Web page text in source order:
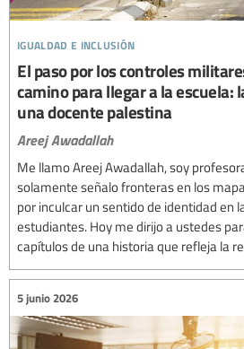
igualdad e inclusión
El paso por los controles
camino para llegar a la escuela:
una docente palestina
Areej Awadallah
Me llamo Areej Awadallah, soy
solamente señalo fronteras en los
por inculcar un sentido de identidad en
estudiantes. Hoy me dirijo a ustedes
capítulos de una historia que refleja la
5 junio 2026